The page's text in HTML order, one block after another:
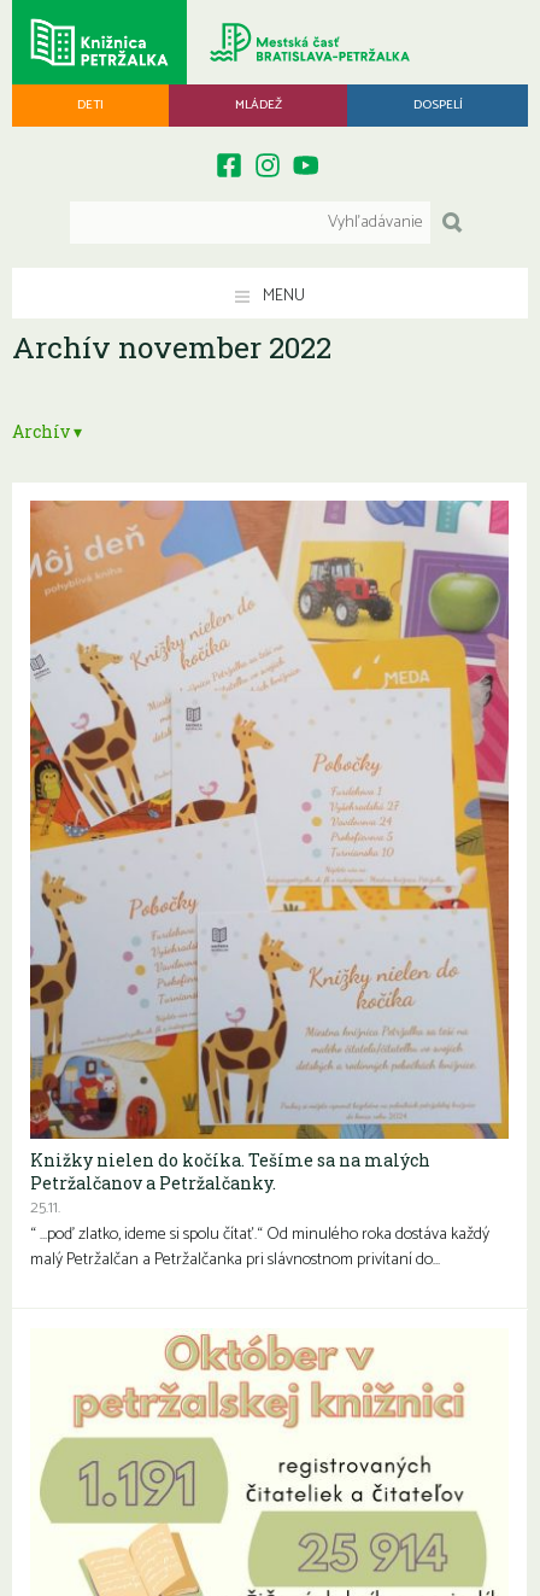
DETI MLÁDEŽ DOSPELÍ
MENU
Archív november 2022
Archív ▾
Knižky nielen do kočíka. Tešíme sa na malých
Petržalčanov a Petržalčanky.
25.11.
“ …poď zlatko, ideme si spolu čítať.“ Od minulého roka dostáva každý
malý Petržalčan a Petržalčanka pri slávnostnom privítaní do…